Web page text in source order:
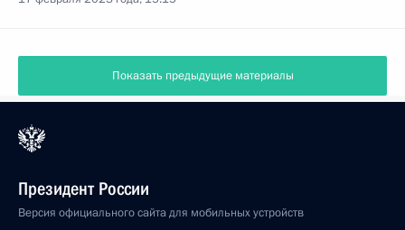
Показать предыдущие материалы
Президент России
Версия официального сайта для мобильных устройств